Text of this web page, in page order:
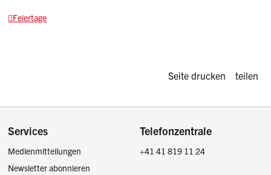
Feiertage
Diese Seite
Seite drucken teilen
Footer
Services
Medienmitteilungen
Newsletter abonnieren
Telefonzentrale
+41 41 819 11 24